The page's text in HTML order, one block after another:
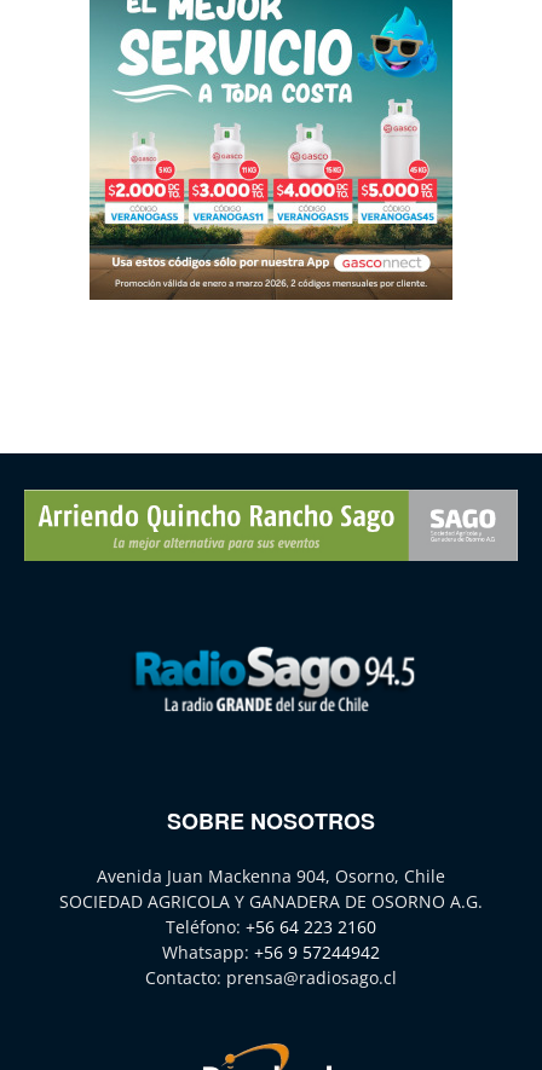
SOBRE NOSOTROS
Avenida Juan Mackenna 904, Osorno, Chile
SOCIEDAD AGRICOLA Y GANADERA DE OSORNO A.G.
Teléfono: +56 64 223 2160
Whatsapp: +56 9 57244942
Contacto: prensa@radiosago.cl